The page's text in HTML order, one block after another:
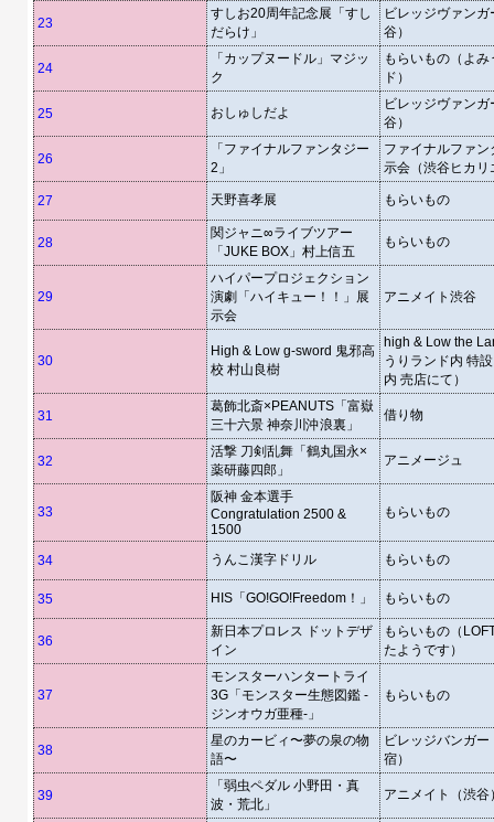
23
すしお20周年記念展「すし
だらけ」
ビレッジヴァンガ
谷）
24
「カップヌードル」マジッ
ク
もらいもの（よみ
ド）
25 おしゅしだよ
ビレッジヴァンガ
谷）
26
「ファイナルファンタジー
2」
ファイナルファン
示会（渋谷ヒカリ
27 天野喜孝展 もらいもの
28
関ジャニ∞ライブツアー
「JUKE BOX」村上信五
もらいもの
29
ハイパープロジェクション
演劇「ハイキュー！！」展
示会
アニメイト渋谷
30
High & Low g-sword 鬼邪高
校 村山良樹
high & Low the
うりランド内 特
内 売店にて）
31
葛飾北斎×PEANUTS「富嶽
三十六景 神奈川沖浪裏」
借り物
32
活撃 刀剣乱舞「鶴丸国永×
薬研藤四郎」
アニメージュ
33
阪神 金本選手
Congratulation 2500 &
1500
もらいもの
34 うんこ漢字ドリル もらいもの
35 HIS「GO!GO!Freedom！」 もらいもの
36
新日本プロレス ドットデザ
イン
もらいもの（
たようです）
37
モンスターハンタートライ
3G「モンスター生態図鑑 -
ジンオウガ亜種-」
もらいもの
38
星のカービィ〜夢の泉の物
語〜
ビレッジバンガー
宿）
39
「弱虫ペダル 小野田・真
波・荒北」
アニメイト（渋谷